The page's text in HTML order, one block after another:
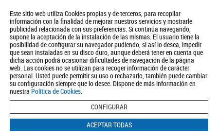
Este sitio web utiliza Cookies propias y de terceros, para recopilar
información con la finalidad de mejorar nuestros servicios y mostrarle
publicidad relacionada con sus preferencias. Si continúa navegando,
supone la aceptación de la instalación de las mismas. El usuario tiene la
posibilidad de configurar su navegador pudiendo, si así lo desea, impedir
que sean instaladas en su disco duro, aunque deberá tener en cuenta que
dicha acción podrá ocasionar dificultades de navegación de la página
web. Las cookies no se utilizan para recoger información de carácter
personal. Usted puede permitir su uso o rechazarlo, también puede cambiar
su configuración siempre que lo desee. Dispone de más información en
nuestra Política de Cookies.
CONFIGURAR
ACEPTAR TODAS
Quiénes somos Turismo Política de Privacidad Aviso Legal
Política de Cookies
BUSCAR